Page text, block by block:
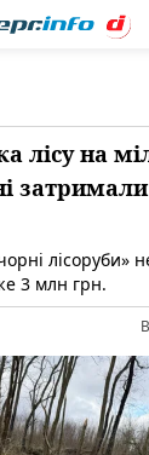
лісу на
лісоруби»
3 млн грн.